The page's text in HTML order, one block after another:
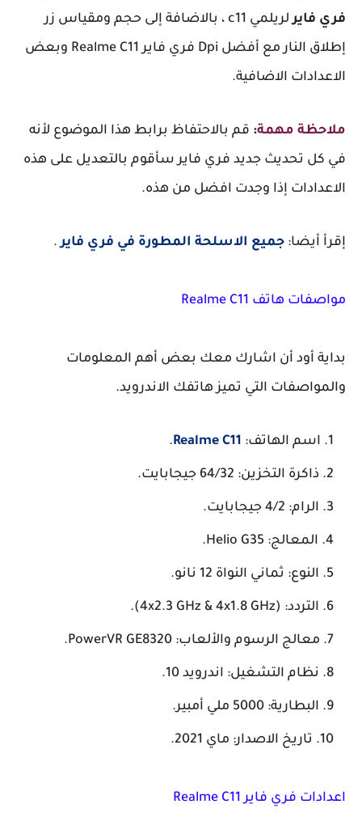
فري فاير
لريلمي c11 ، بالاضافة إلى حجم ومقياس زر
إطلاق النار مع أفضل Dpi فري فاير Realme C11 وبعض
الاعدادات الاضافية.
ملاحظة مهمة: قم بالاحتفاظ برابط هذا الموضوع لأنه
في كل تحديث جديد فري فاير سأقوم بالتعديل على هذه
الاعدادات إذا وجدت افضل من هذه.
إقرأ أيضا: جميع الاسلحة المطورة في فري فاير.
مواصفات هاتف Realme C11
بداية أود أن اشارك معك بعض أهم المعلومات
والمواصفات التي تميز هاتفك الاندرويد.
اسم الهاتف: Realme C11
.
ذاكرة التخزين: 64/32 جيجابايت.
الرام: 4/2 جيجابايت.
المعالج: Helio G35.
النوع: ثماني النواة 12 نانو.
التردد: (4x2.3 GHz & 4x1.8 GHz).
معالج الرسوم والألعاب: PowerVR GE8320.
نظام التشغيل: اندرويد 10.
البطارية: 5000 ملي أمبير.
تاريخ الاصدار: ماي 2021.
اعدادات فري فاير Realme C11